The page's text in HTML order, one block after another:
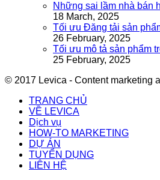
Những sai lầm nhà bán
18 March, 2025
Tối ưu Đăng tải sản
26 February, 2025
Tối ưu mô tả sản phẩm
25 February, 2025
© 2017 Levica - Content marketing
TRANG CHỦ
VỀ LEVICA
Dịch vụ
HOW-TO MARKETING
DỰ ÁN
TUYỂN DỤNG
LIÊN HỆ